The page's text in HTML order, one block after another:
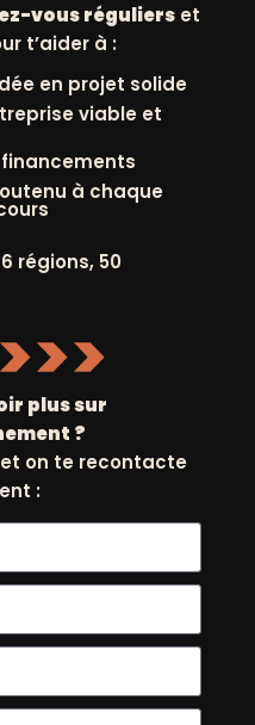
+
ET IMPACT
REJOINDRE
vous réguliers et
t’aider à :
en projet solide
viable et
financements
à chaque
régions, 50
plus sur
?
on te recontacte
: